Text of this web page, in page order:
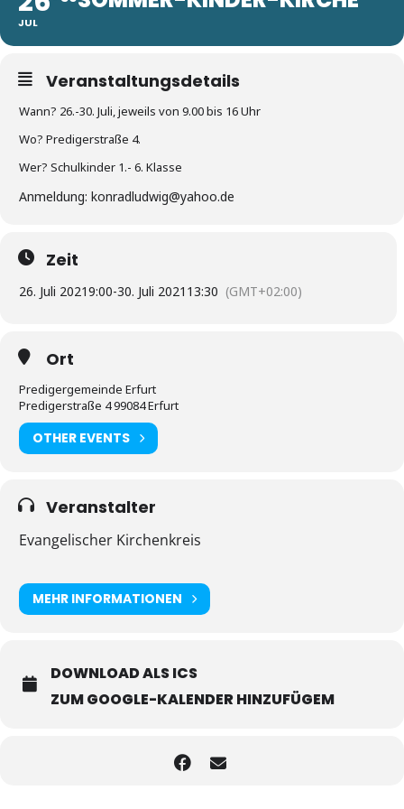
JUL
Veranstaltungsdetails
Wann? 26.-30. Juli, jeweils von 9.00 bis 16 Uhr
Wo? Predigerstraße 4.
Wer? Schulkinder 1.- 6. Klasse
Anmeldung: konradludwig@yahoo.de
Zeit
26. Juli 20219:00-30. Juli 2021 13:30 (GMT+02:00)
Ort
Predigergemeinde Erfurt
Predigerstraße 4 99084 Erfurt
OTHER EVENTS
Veranstalter
Evangelischer Kirchenkreis
MEHR INFORMATIONEN
DOWNLOAD ALS ICS
ZUM GOOGLE-KALENDER HINZUFÜGEM